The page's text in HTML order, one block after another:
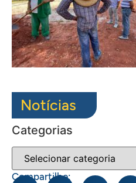
Notícias
Categorias
Compartilhe: